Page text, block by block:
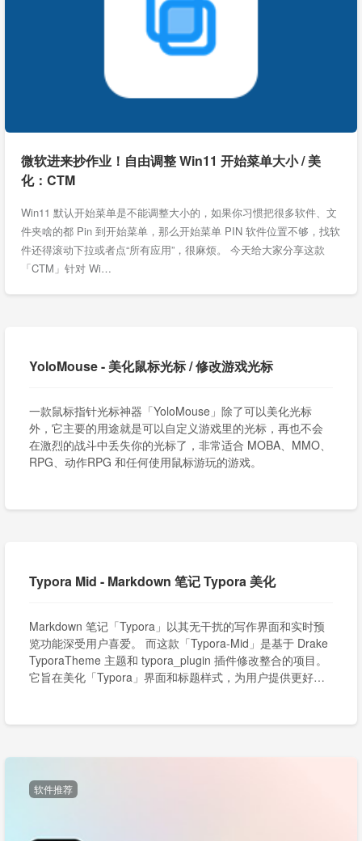
微软进来抄作业！自由调整 Win11 开始菜单大小 / 美
化：CTM
Win11 默认开始菜单是不能调整大小的，如果你习惯把很多软件、文
件夹啥的都 Pin 到开始菜单，那么开始菜单 PIN 软件位置不够，找软
件还得滚动下拉或者点“所有应用”，很麻烦。 今天给大家分享这款
「CTM」针对 Wi…
YoloMouse - 美化鼠标光标 / 修改游戏光标
一款鼠标指针光标神器「YoloMouse」除了可以美化光标
外，它主要的用途就是可以自定义游戏里的光标，再也不会
在激烈的战斗中丢失你的光标了，非常适合 MOBA、MMO、
RPG、动作RPG 和任何使用鼠标游玩的游戏。
Typora Mid - Markdown 笔记 Typora 美化
Markdown 笔记「Typora」以其无干扰的写作界面和实时预
览功能深受用户喜爱。 而这款「Typora-Mid」是基于 Drake
TyporaTheme 主题和 typora_plugin 插件修改整合的项目。
它旨在美化「Typora」界面和标题样式，为用户提供更好的
软件推荐